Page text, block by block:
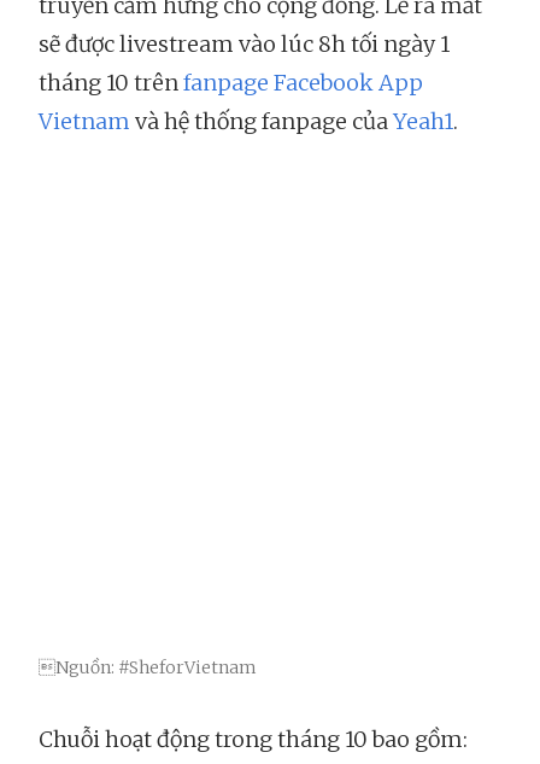
sẽ được livestream vào lúc 8h tối ngày 1
tháng 10 trênfanpage Facebook App
Vietnam và hệ thống fanpage củaYeah1.
Nguồn: #SheforVietnam
Chuỗi hoạt động trong tháng 10 bao gồm: